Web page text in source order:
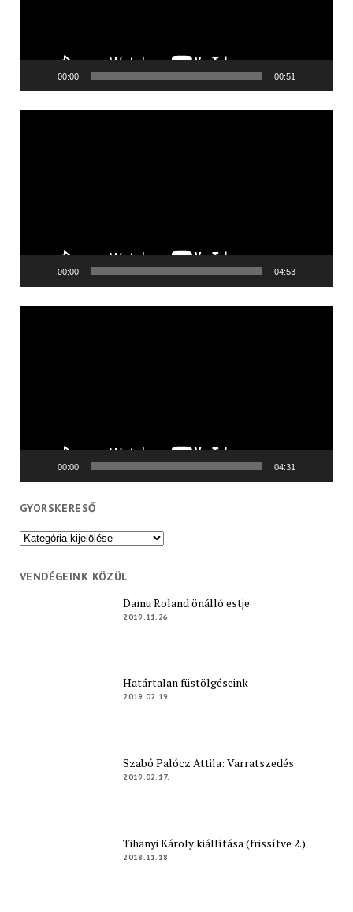
00:00 00:51
00:00 04:53
00:00 04:31
GYORSKERESŐ
Gyorskereső
VENDÉGEINK KÖZÜL
Damu Roland önálló estje
2019.11.26.
Határtalan füstölgéseink
2019.02.19.
Szabó Palócz Attila: Varratszedés
2019.02.17.
Tihanyi Károly kiállítása (frissítve 2.)
2018.11.18.